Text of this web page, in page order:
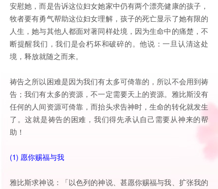
安慰她，而是告诉这位妇女她家中仍有两个漂亮健康的孩子，
牧者要有勇气帮助这位妇女理解，孩子的死亡显示了她有限的
人生，她与其他人都面对著同样处境，因为生命中的痛楚，不
断提醒我们，我们是会朽坏和破碎的。他说：一旦认清这处
境，释放就随之而来。
祷告之所以困难是因为我们有太多可倚靠的，所以不会用到祷
告；我们有太多的资源，不一定需要天上的资源。雅比斯没有
任何的人间资源可倚靠，而抬头求告神时，生命的转化就发生
了。这就是祷告的困难，我们得先承认自己需要从神来的帮
助！
(1) 愿你赐福与我
雅比斯求神说：「以色列的神说、甚愿你赐福与我、扩张我的